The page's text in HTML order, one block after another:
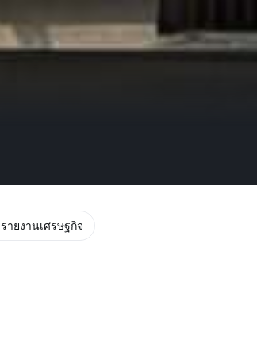
รายงานเศรษฐกิจ